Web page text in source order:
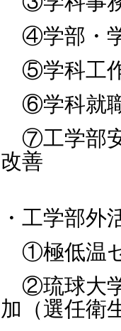
④学部・学
⑤学科工
⑥学科就職
⑦工学部安
改善
・工学部外
①極低温セ
②琉球大学
加（選任衛